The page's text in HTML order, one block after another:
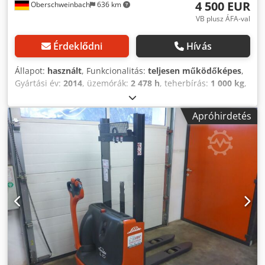
Oberschweinbach 636 km 4 500 EUR
VB plusz ÁFA-val
Érdeklődni Hívás
Állapot: használt, Funkcionalitás: teljesen működőképes,
Gyártási év: 2014, üzemórák: 2 478 h, teherbírás: 1 000 kg,
3 324 mm, üzemanyagtípus:
elektromos, oszlop típusa:simplex, építési magasság:
2 215 mm, hajtástípus:Elektro
, Nagy emelőtargonca Árboc
típusa: Standard Állapot: használatra kész és teljesen
működőképes Dodpfx Aeu Ac T Doh Dskr Műszaki állapot:
jó
Apróhirdetés